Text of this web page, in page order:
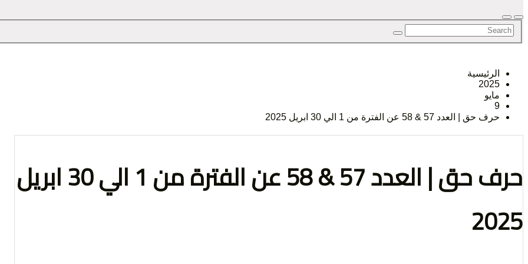
الرأي و
الإنسان
الرئيسية
2025
مايو
9
حرف حق | العدد 57 & 58 عن الفترة من 1 الي 30 ابريل 2025
حرف حق | العدد 57 & 58 عن الفترة من 1 الي 30 ابريل
2025